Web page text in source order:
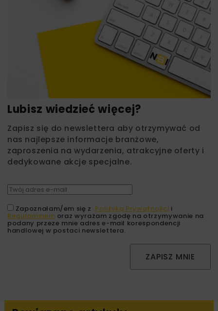
Lubisz wiedzieć więcej?
Zapisz się do newslettera aby otrzymywać od
nas najlepsze informacje branżowe,
zaproszenia na wydarzenia, atrakcyjne oferty i
dedykowane akcje specjalne.
Zapoznałam/em się z Polityką Prywatności i
Regulaminem oraz wyrażam zgodę na otrzymywanie na
podany przeze mnie adres e-mail korespondencji
handlowej w postaci newslettera.
ZAPISZ MNIE